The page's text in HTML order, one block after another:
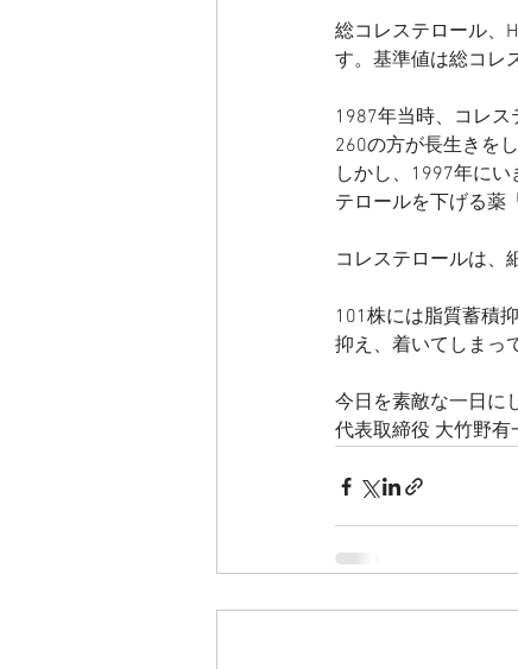
総コレステロール、
す。基準値は総コレ
1987年当時、コレ
260の方が長生きを
しかし、1997年に
テロールを下げる薬
コレステロールは、
101株には脂質蓄積
抑え、着いてしまっ
今日を素敵な一日に
代表取締役 大竹野有